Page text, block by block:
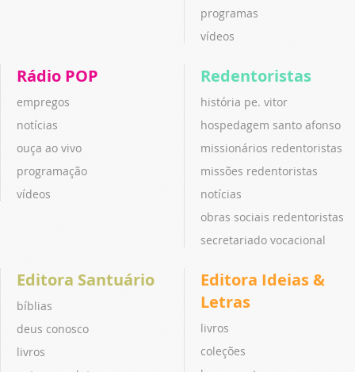
programas
vídeos
Rádio POP
empregos
notícias
ouça ao vivo
programação
vídeos
Redentoristas
história pe. vitor
hospedagem santo afonso
missionários redentoristas
missões redentoristas
notícias
obras sociais redentoristas
secretariado vocacional
Editora Santuário
bíblias
deus conosco
livros
Editora Ideias &
Letras
livros
coleções